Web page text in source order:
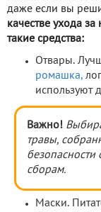
даже если вы
качестве ухода
такие средства:
Отвары.
ромашка,
используют
Важно!
травы,
безопасности
сборам.
Маски.